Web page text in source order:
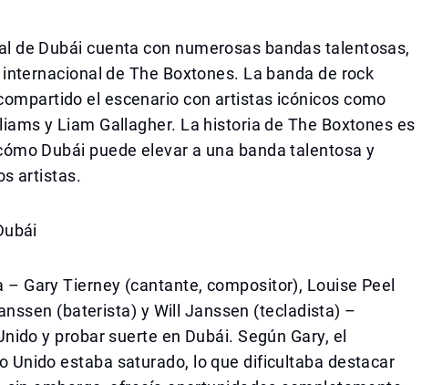
de Dubái cuenta con numerosas bandas talentosas,
de The Boxtones. La banda de rock
el escenario con artistas icónicos como
y Liam Gallagher. La historia de The Boxtones es
Dubái puede elevar a una banda talentosa y
artistas.
Gary Tierney (cantante, compositor), Louise Peel
(baterista) y Will Janssen (tecladista) –
y probar suerte en Dubái. Según Gary, el
Unido estaba saturado, lo que dificultaba destacar